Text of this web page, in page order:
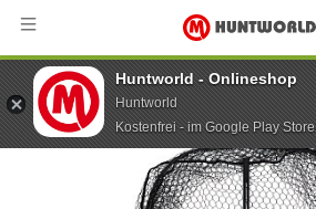
Hauptseite ...
Huntworld - Onlineshop
Huntworld
Kostenfrei - im Google Play Store